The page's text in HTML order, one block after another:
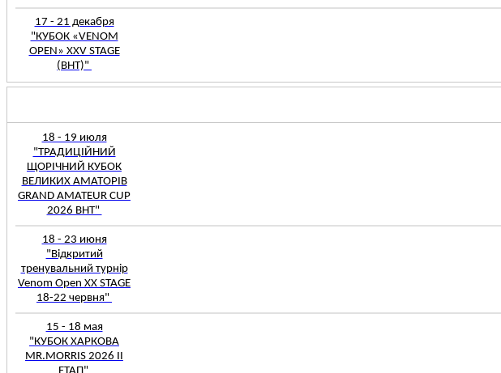
17 - 21 декабря
"КУБОК «VENOM
OPEN» XXV STAGE
(BHT)"
18 - 19 июля
"ТРАДИЦІЙНИЙ
ЩОРІЧНИЙ КУБОК
ВЕЛИКИХ АМАТОРІВ
GRAND AMATEUR CUP
2026 BHT"
18 - 23 июня
"Відкритий
тренувальний турнір
Venom Open XX STAGE
18-22 червня"
15 - 18 мая
"КУБОК ХАРКОВА
MR.MORRIS 2026 ІІ